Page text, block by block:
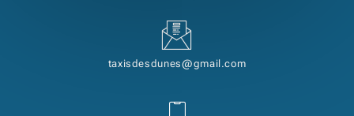
taxisdesdunes@gmail.com